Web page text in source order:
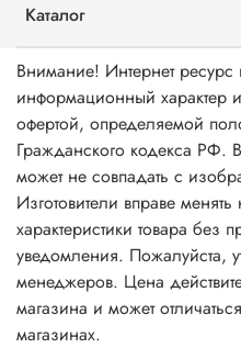
Каталог
Внимание! Интернет ресурс
информационный характер
офертой, определяемой
Гражданского кодекса РФ.
может не совпадать с
Изготовители вправе
характеристики товара без
уведомления. Пожалуйста,
менеджеров. Цена
магазина и может
магазинах.